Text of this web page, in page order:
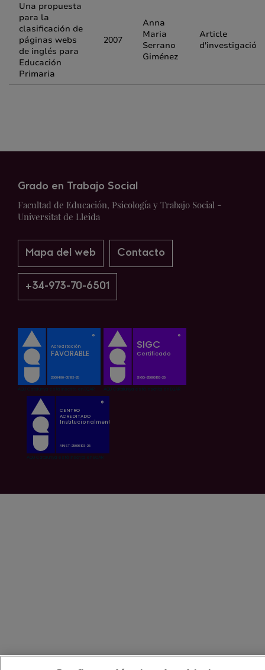
Una propuesta
para la
clasificación de
páginas webs
de inglés para
Educación
Primaria
2007
Anna
Maria
Serrano
Giménez
Article
d'investigació
Grado en Trabajo Social
Facultad de Educación, Psicología y Trabajo Social -
Universitat de Lleida
Mapa del web Contacto
+34-973-70-6501